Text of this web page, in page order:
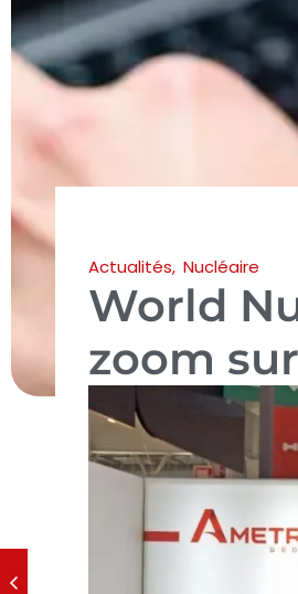
Actualités, Nucléaire
World
zoom